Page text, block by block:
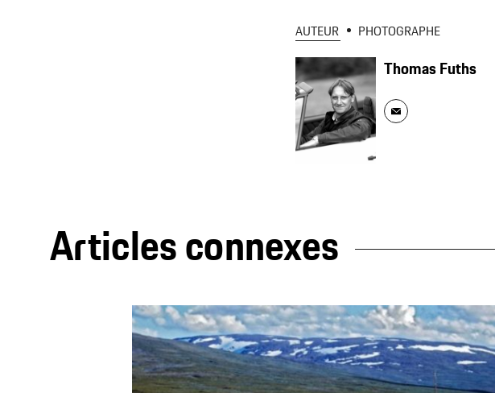
AUTEUR PHOTOGRAPHE
Thomas Fuths
Articles connexes